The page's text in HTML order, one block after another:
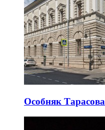
Особняк Тарасова